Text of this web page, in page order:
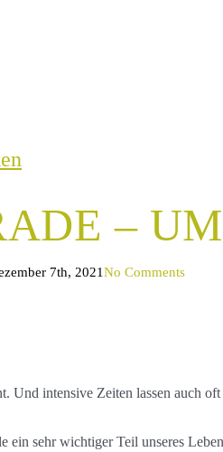
–
7th, 2021No Comments
Und intensive Zeiten lassen auch
ein sehr wichtiger Teil unseres